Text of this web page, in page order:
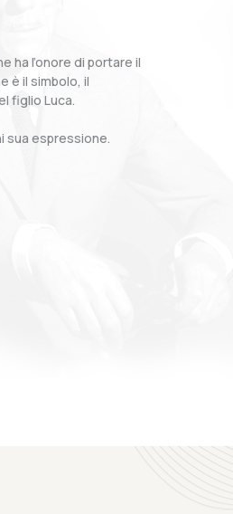
ha l’onore di portare il
è il simbolo, il
figlio Luca.
sua espressione.